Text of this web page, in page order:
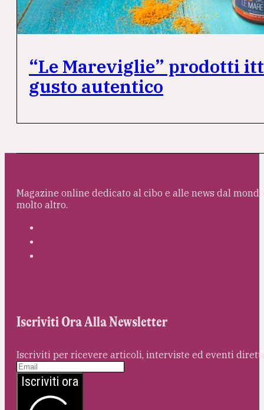
“Le Mareviglie” prodotti
gusto autentico
Magazine online dedicato al cibo e alle news dal
molto altro.
Iscriviti Ora Alla Newsletter
Iscriviti per ricevere articoli, interviste ed eventi
Iscriviti ora